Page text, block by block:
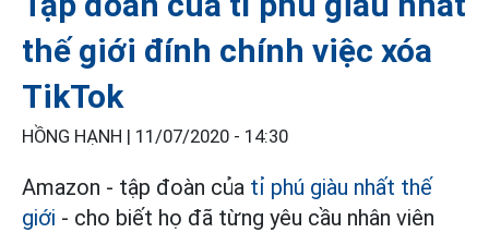
thế giới đính chính việc xóa
TikTok
HỒNG HẠNH | 11/07/2020 - 14:30
Amazon - tập đoàn của tỉ phú giàu nhất thế
giới - cho biết họ đã từng yêu cầu nhân viên